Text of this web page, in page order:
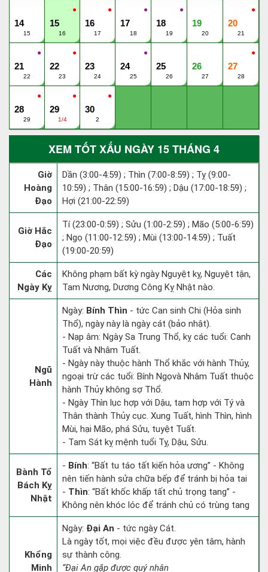
14
15
●
15
16
●
16
17
●
17
18
●
18
19
19
20
●
20
21
●
21
22
●
22
23
23
24
●
24
25
25
26
26
27
●
27
28
●
28
29
●
29
1/4
●
30
2
XEM TỐT XẤU NGÀY 15 THÁNG 4
Giờ
Hoàng
Đạo
Dần (3:00-4:59) ; Thìn (7:00-8:59) ; Tỵ (9:00-
10:59) ; Thân (15:00-16:59) ; Dậu (17:00-18:59) ;
Hợi (21:00-22:59)
Giờ Hắc
Đạo
Tí (23:00-0:59) ; Sửu (1:00-2:59) ; Mão (5:00-6:59)
; Ngọ (11:00-12:59) ; Mùi (13:00-14:59) ; Tuất
(19:00-20:59)
Các
Ngày Kỵ
Không phạm bất kỳ ngày Nguyệt kỵ, Nguyệt tận,
Tam Nương, Dương Công Kỵ Nhật nào.
Ngũ
Hành
Ngày: Bính Thìn - tức Can sinh Chi (Hỏa sinh
Thổ), ngày này là ngày cát (bảo nhật).
- Nạp âm: Ngày Sa Trung Thổ, kỵ các tuổi: Canh
Tuất và Nhâm Tuất.
- Ngày này thuộc hành Thổ khắc với hành Thủy,
ngoại trừ các tuổi: Bính Ngọvà Nhâm Tuất thuộc
hành Thủy không sợ Thổ.
- Ngày Thìn lục hợp với Dậu, tam hợp với Tý và
Thân thành Thủy cục. Xung Tuất, hình Thìn, hình
Mùi, hại Mão, phá Sửu, tuyệt Tuất.
- Tam Sát kỵ mệnh tuổi Tỵ, Dậu, Sửu.
Bành Tổ
Bách Kỵ
Nhật
- Bính: “Bất tu táo tất kiến hỏa ương” - Không
nên tiến hành sửa chữa bếp để tránh bị hỏa tai
- Thìn: “Bất khốc khấp tất chủ trọng tang” -
Không nên khóc lóc để tránh chủ có trùng tang
Khổng
Minh
Ngày: Đại An - tức ngày Cát.
Là ngày tốt, mọi việc đều được yên tâm, hành
sự thành công.
“Đại An gặp được quý nhân